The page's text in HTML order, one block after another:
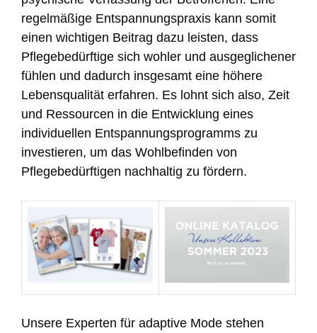
regelmäßige Entspannungspraxis kann somit
einen wichtigen Beitrag dazu leisten, dass
Pflegebedürftige sich wohler und ausgeglichener
fühlen und dadurch insgesamt eine höhere
Lebensqualität erfahren. Es lohnt sich also, Zeit
und Ressourcen in die Entwicklung eines
individuellen Entspannungsprogramms zu
investieren, um das Wohlbefinden von
Pflegebedürftigen nachhaltig zu fördern.
Unsere Experten für adaptive Mode stehen